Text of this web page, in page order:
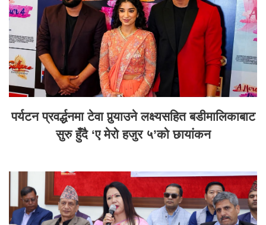
पर्यटन प्रवर्द्धनमा टेवा पुर्‍याउने लक्ष्यसहित बडीमालिकाबाट
सुरु हुँदै ‘ए मेरो हजुर ५’को छायांकन